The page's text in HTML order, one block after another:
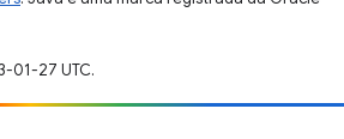
01-27 UTC.